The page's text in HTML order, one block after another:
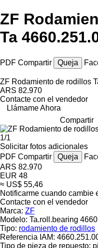
ZF
Ta
PDF Compartir Queja
ZF Rodamiento de rodillos
ARS 82.970
Contacte con el vendedor
Llámame Ahora
Compartir
1/1
Solicitar fotos adicionales
PDF Compartir Queja
ARS 82.970
EUR 48
≈ US$ 55,46
Notificarme cuando cambie
Contacte con el vendedor
Marca: ZF
Modelo: Ta.roll.bearing
Tipo: rodamiento de rodillos
Referencia IAM:
Tipo de pieza de repuesto: